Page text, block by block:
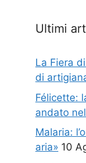
Ultimi
La Fiera
di
Félicette:
andato
Malaria:
aria» 10